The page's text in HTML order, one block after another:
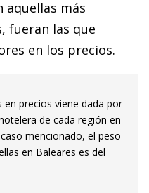
aquellas más
fueran las que
en los precios.
en precios viene dada por
de cada región en
mencionado, el peso
en Baleares es del